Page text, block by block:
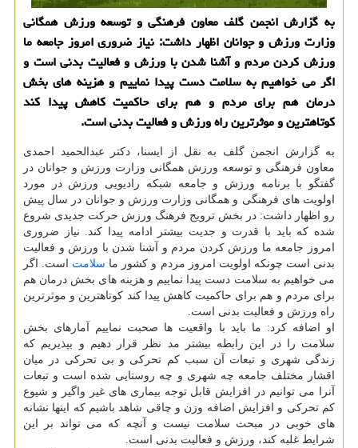
به گزارش انجمن گلف معاون فرهنگی و توسعه ورزش همگانی
وزارت ورزش و جوانان اظهار داشت: نیاز ضروری امروز جامعه ما
ورزش كردن مردم و آشنا شدن با ورزش و فعالیت بدنی است و
اگر می خواهیم به سلامت دست پیدا نماییم و هزینه های بخش
درمان هم برای مردم و هم برای حاكمیت كاهش پیدا كند
كوتاهترین و موثرترین راه ورزش و فعالیت بدنی است.
به گزارش انجمن گلف به نقل از ایسنا، دكتر عبدالحمید احمدی
معاون فرهنگی و توسعه ورزش همگانی وزارت ورزش و جوانان در
گفتگو با برنامه ورزش و جامعه شبكه رادیویی ورزش در مورد
اولویت های فرهنگی و همگانی وزارت ورزش و جوانان در سال پیش
رو اظهار داشت: در بخش ترویج فرهنگ ورزش حركت جدیدی شروع
شده كه باید با قدرت و جدیت بیشتر ادامه پیدا كند. نیاز ضروری
امروز جامعه ما ورزش كردن مردم و آشنا شدن با ورزش و فعالیت
بدنی است چونكه اولویت امروز مردم و كشور ما سلامت است. اگر
می خواهیم به سلامت دست پیدا نماییم و هزینه های بخش درمان هم
برای مردم و هم برای حاكمیت كاهش پیدا كند كوتاهترین و موثرترین
راه ورزش و فعالیت بدنی است.
او اضافه كرد: ما باید با واقعیت ها صحبت نماییم آمارهای بخش
سلامت را در این رابطه بیشتر مد نظر قرار دهیم و بپذیریم كه
زندگی شهری و تبعات آن سبب كم تحركی و بی تحركی در میان
اقشار مختلف جامعه چه شهری و چه روستایی شده است و تبعات
آنرا می توانیم در افزایش قابل توجه بیماری های غیر واگیر و شیوع
كم تحركی و افزایش اضافه وزن و چاقی شاهد باشیم كه اینها نشانه
های خوبی در مبحث سلامت نیست و آنچه كه می تواند بر این
شرایط غلبه كند، ورزش و فعالیت بدنی است.